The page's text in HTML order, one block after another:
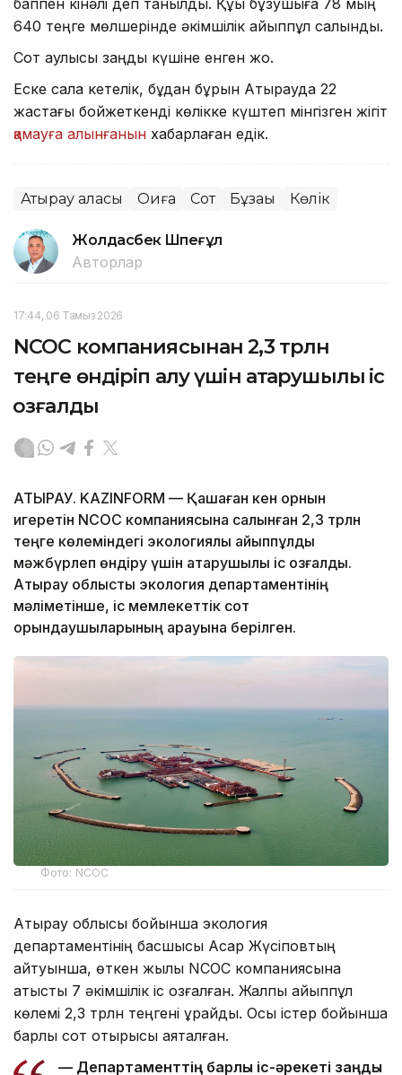
640 теңге мөлшерінде әкімшілік айыппұл салынды.
Сот қаулысы заңды күшіне енген жоқ.
Еске сала кетелік, бұдан бұрын Атырауда 22
жастағы бойжеткенді көлікке күштеп мінгізген жігіт
қамауға алынғанын хабарлаған едік.
Атырау қаласы Оқиға Сот Бұзақы Көлік
Жолдасбек Шөпеғұл
Авторлар
17:44, 06 Тамыз 2026
NCOC компаниясынан 2,3 трлн
теңге өндіріп алу үшін атқарушылық іс
қозғалды
АТЫРАУ. KAZINFORM — Қашаған кен орнын
игеретін NCOC компаниясына салынған 2,3 трлн
теңге көлеміндегі экологиялық айыппұлды
мәжбүрлеп өндіру үшін атқарушылық іс қозғалды.
Атырау облыстық экология департаментінің
мәліметінше, іс мемлекеттік сот
орындаушыларының қарауына берілген.
Фото: NCOC
Атырау облысы бойынша экология
департаментінің басшысы Асқар Жүсіповтың
айтуынша, өткен жылы NCOC компаниясына
қатысты 7 әкімшілік іс қозғалған. Жалпы айыппұл
көлемі 2,3 трлн теңгені құрайды. Осы істер бойынша
барлық сот отырысы аяқталған.
— Департаменттің барлық іс-әрекеті заңды